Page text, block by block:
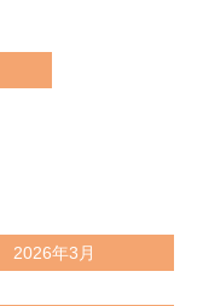
2026年3月